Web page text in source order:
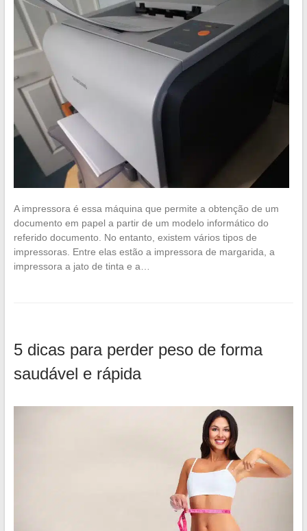
A impressora é essa máquina que permite a obtenção de um
documento em papel a partir de um modelo informático do
referido documento. No entanto, existem vários tipos de
impressoras. Entre elas estão a impressora de margarida, a
impressora a jato de tinta e a…
5 dicas para perder peso de forma
saudável e rápida